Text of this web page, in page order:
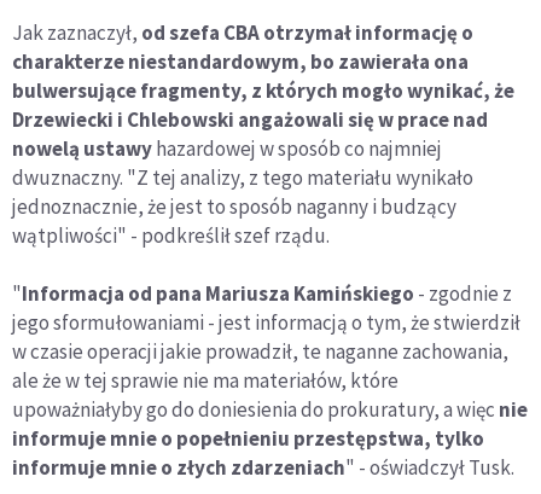
Jak zaznaczył, od szefa CBA otrzymał informację o
charakterze niestandardowym, bo zawierała ona
bulwersujące fragmenty, z których mogło wynikać, że
Drzewiecki i Chlebowski angażowali się w prace nad
nowelą ustawyhazardowej w sposób co najmniej
dwuznaczny. "Z tej analizy, z tego materiału wynikało
jednoznacznie, że jest to sposób naganny i budzący
wątpliwości" - podkreślił szef rządu.
"Informacja od pana Mariusza Kamińskiego - zgodnie z
jego sformułowaniami - jest informacją o tym, że stwierdził
w czasie operacji jakie prowadził, te naganne zachowania,
ale że w tej sprawie nie ma materiałów, które
upoważniałyby go do doniesienia do prokuratury, a więc nie
informuje mnie o popełnieniu przestępstwa, tylko
informuje mnie o złych zdarzeniach" - oświadczył Tusk.